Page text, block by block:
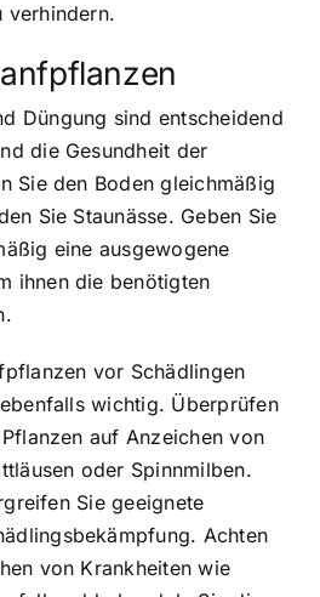
verhindern.
Düngung sind entscheidend
die Gesundheit der
Sie den Boden gleichmäßig
Sie Staunässe. Geben Sie
eine ausgewogene
ihnen die benötigten
vor Schädlingen
wichtig. Überprüfen
auf Anzeichen von
oder Spinnmilben.
Sie geeignete
Achten
von Krankheiten wie